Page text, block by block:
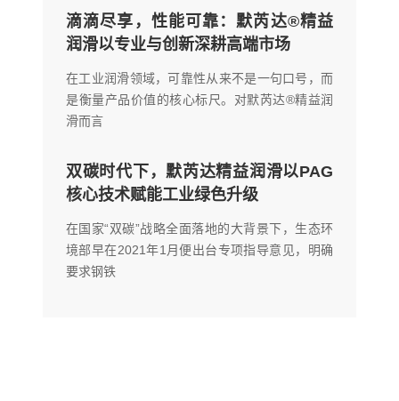
滴滴尽享，性能可靠：默芮达®精益
润滑以专业与创新深耕高端市场
在工业润滑领域，可靠性从来不是一句口号，而
是衡量产品价值的核心标尺。对默芮达®精益润
滑而言
双碳时代下，默芮达精益润滑以PAG
核心技术赋能工业绿色升级
在国家“双碳”战略全面落地的大背景下，生态环
境部早在2021年1月便出台专项指导意见，明确
要求钢铁